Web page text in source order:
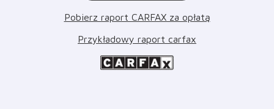
Pobierz raport CARFAX za opłatą
Przykładowy raport carfax